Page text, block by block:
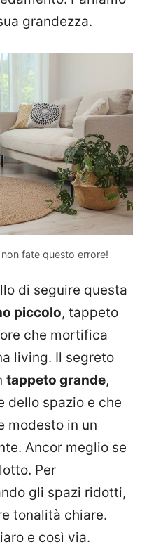
grandezza.
fate questo errore!
di seguire questa
piccolo, tappeto
che mortifica
living. Il segreto
tappeto grande,
dello spazio e che
modesto in un
Ancor meglio se
Per
gli spazi ridotti,
tonalità chiare.
e così via.